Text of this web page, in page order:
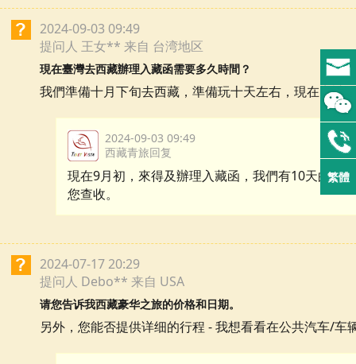
繁體
2024-09-03 09:49
提问人 王女** 来自 台湾地区
現在臺灣去西藏辦理入藏函需要多久時間？
我們準備十月下旬去西藏，準備玩十天左右，現在申請
2024-09-03 09:49
西藏青旅回复
現在9月初，來得及辦理入藏函，我們有10天的西
您查收。
2024-07-17 20:29
提问人 Debo** 来自 USA
请您告诉我西藏豪华之旅的价格和日期。
另外，您能否提供详细的行程 - 我想看看在公共汽车/车